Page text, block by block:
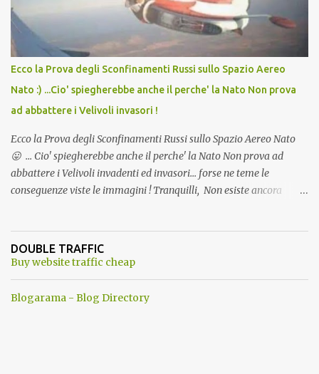
Ecco la Prova degli Sconfinamenti Russi sullo Spazio Aereo
Nato :) ...Cio' spiegherebbe anche il perche' la Nato Non prova
ad abbattere i Velivoli invasori !
Ecco la Prova degli Sconfinamenti Russi sullo Spazio Aereo Nato
😛 ... Cio' spiegherebbe anche il perche' la Nato Non prova ad
abbattere i Velivoli invadenti ed invasori... forse ne teme le
conseguenze viste le immagini ! Tranquilli, Non esiste ancora
ancora una fantasia Nato o forse una "False Flag", per provocare
una guerra mondiale che difficilmente da menti sane, potrebbe
DOUBLE TRAFFIC
Buy website traffic cheap
Blogarama - Blog Directory